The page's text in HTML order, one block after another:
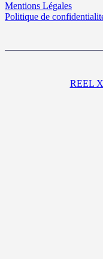
Mentions Légales
Politique de
REEL